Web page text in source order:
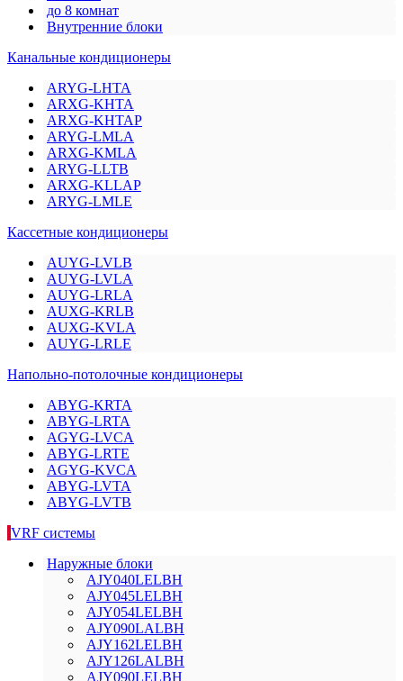
до 8 комнат
Внутренние блоки
Канальные кондиционеры
ARYG-LHTA
ARXG-KHTA
ARXG-KHTAP
ARYG-LMLA
ARXG-KMLA
ARYG-LLTB
ARXG-KLLAP
ARYG-LMLE
Кассетные кондиционеры
AUYG-LVLB
AUYG-LVLA
AUYG-LRLA
AUXG-KRLB
AUXG-KVLA
AUYG-LRLE
Напольно-потолочные кондиционеры
ABYG-KRTA
ABYG-LRTA
AGYG-LVCA
ABYG-LRTE
AGYG-KVCA
ABYG-LVTA
ABYG-LVTB
VRF системы
Наружные блоки
AJY040LELBH
AJY045LELBH
AJY054LELBH
AJY090LALBH
AJY162LELBH
AJY126LALBH
AJY090LELBH